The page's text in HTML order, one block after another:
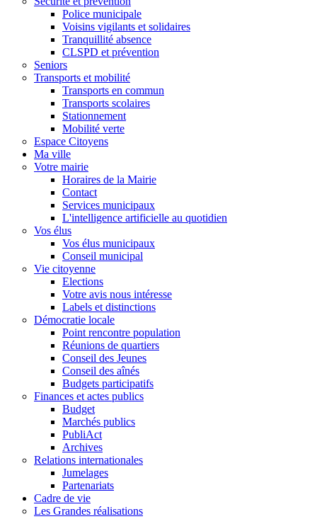
Police municipale
Voisins vigilants et solidaires
Tranquillité absence
CLSPD et prévention
Seniors
Transports et mobilité
Transports en commun
Transports scolaires
Stationnement
Mobilité verte
Espace Citoyens
Ma ville
Votre mairie
Horaires de la Mairie
Contact
Services municipaux
L'intelligence artificielle au quotidien
Vos élus
Vos élus municipaux
Conseil municipal
Vie citoyenne
Elections
Votre avis nous intéresse
Labels et distinctions
Démocratie locale
Point rencontre population
Réunions de quartiers
Conseil des Jeunes
Conseil des aînés
Budgets participatifs
Finances et actes publics
Budget
Marchés publics
PubliAct
Archives
Relations internationales
Jumelages
Partenariats
Cadre de vie
Les Grandes réalisations